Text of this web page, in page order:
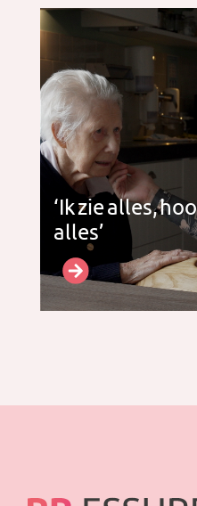
‘Ik zie alles,
alles’